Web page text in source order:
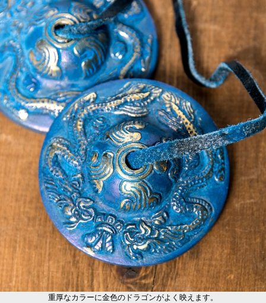
重厚なカラーに金色のドラゴンがよく映えます。